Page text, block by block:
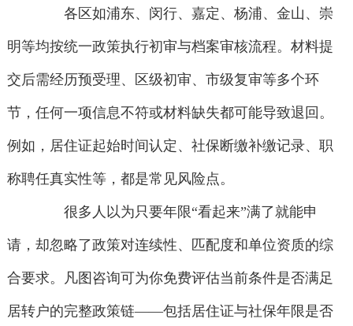
各区如浦东、闵行、嘉定、杨浦、金山、崇
明等均按统一政策执行初审与档案审核流程。材料提
交后需经历预受理、区级初审、市级复审等多个环
节，任何一项信息不符或材料缺失都可能导致退回。
例如，居住证起始时间认定、社保断缴补缴记录、职
称聘任真实性等，都是常见风险点。
很多人以为只要年限“看起来”满了就能申
请，却忽略了政策对连续性、匹配度和单位资质的综
合要求。凡图咨询可为你免费评估当前条件是否满足
居转户的完整政策链——包括居住证与社保年限是否